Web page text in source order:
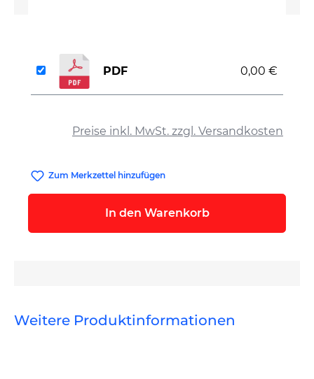
Preise inkl. MwSt. zzgl. Versandkosten
PDF 0,00 €
Zum Merkzettel hinzufügen
In den Warenkorb
Weitere Produktinformationen